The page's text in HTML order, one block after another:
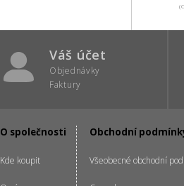
Váš účet
Objednávky
Faktury
O společnosti
Kde koupit
Obchodní
Všeobecné obchodní